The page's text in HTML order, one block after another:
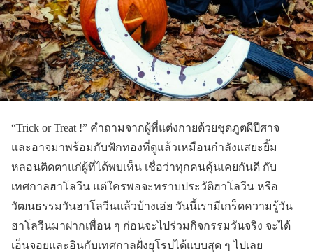
“Trick or Treat !” คำถามจากผู้ที่แต่งกายด้วยชุดภูตผีปีศาจ
และอาจมาพร้อมกับฟักทองที่ดูแล้วเหมือนกำลังแสยะยิ้ม
หลอนติดตาแก่ผู้ที่ได้พบเห็น เชื่อว่าทุกคนคุ้นเคยกันดี กับ
เทศกาลฮาโลวีน แต่ใครพอจะทราบประวัติฮาโลวีน หรือ
วัฒนธรรมวันฮาโลวีนแล้วบ้างเอ่ย วันนี้เรามีเกร็ดความรู้วัน
ฮาโลวีนมาฝากเพื่อน ๆ ก่อนจะไปร่วมกิจกรรมวันจริง จะได้
เอ็นจอยและอินกับเทศกาลฝั่งยุโรปได้แบบสุด ๆ ไปเลย